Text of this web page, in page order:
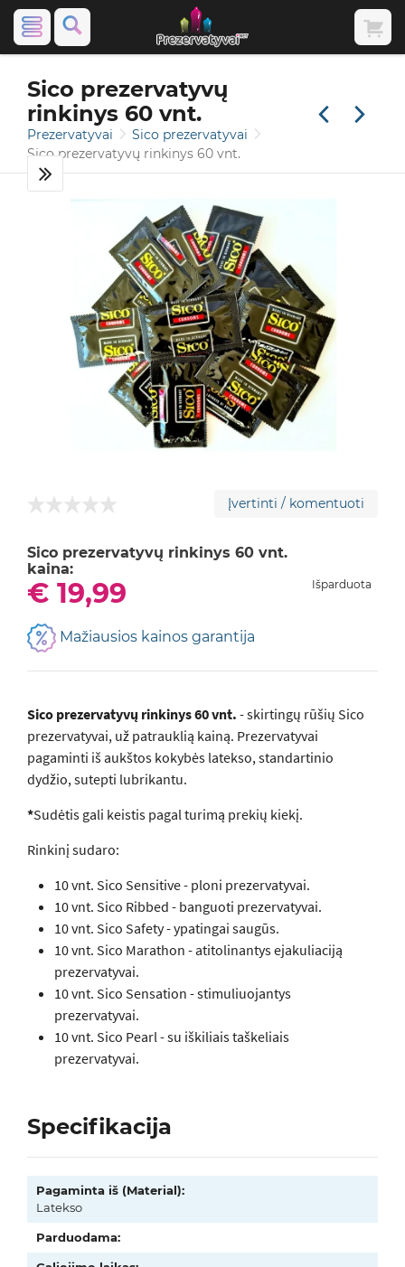
Sico prezervatyvų
rinkinys 60 vnt.
Prezervatyvai
Sico prezervatyvai
Sico prezervatyvų rinkinys 60 vnt.
Įvertinti / komentuoti
Sico prezervatyvų rinkinys 60 vnt.
kaina:
€ 19,99 Išparduota
Mažiausios kainos garantija
Sico prezervatyvų rinkinys 60 vnt. - skirtingų rūšių Sico
prezervatyvai, už patrauklią kainą. Prezervatyvai
pagaminti iš aukštos kokybės latekso, standartinio
dydžio, sutepti lubrikantu.
*Sudėtis gali keistis pagal turimą prekių kiekį.
Rinkinį sudaro:
10 vnt. Sico Sensitive - ploni prezervatyvai.
10 vnt. Sico Ribbed - banguoti prezervatyvai.
10 vnt. Sico Safety - ypatingai saugūs.
10 vnt. Sico Marathon - atitolinantys ejakuliaciją
prezervatyvai.
10 vnt. Sico Sensation - stimuliuojantys
prezervatyvai.
10 vnt. Sico Pearl - su iškiliais taškeliais
prezervatyvai.
Specifikacija
Pagaminta iš (Material):
Latekso
Parduodama: